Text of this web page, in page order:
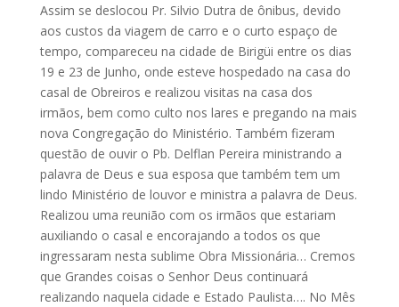
Assim se deslocou Pr. Silvio Dutra de ônibus, devido
aos custos da viagem de carro e o curto espaço de
tempo, compareceu na cidade de Birigüi entre os dias
19 e 23 de Junho, onde esteve hospedado na casa do
casal de Obreiros e realizou visitas na casa dos
irmãos, bem como culto nos lares e pregando na mais
nova Congregação do Ministério. Também fizeram
questão de ouvir o Pb. Delflan Pereira ministrando a
palavra de Deus e sua esposa que também tem um
lindo Ministério de louvor e ministra a palavra de Deus.
Realizou uma reunião com os irmãos que estariam
auxiliando o casal e encorajando a todos os que
ingressaram nesta sublime Obra Missionária… Cremos
que Grandes coisas o Senhor Deus continuará
realizando naquela cidade e Estado Paulista…. No Mês